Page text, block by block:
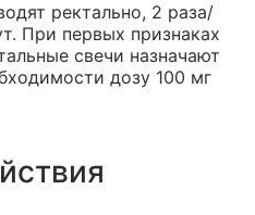
ректально, 2 раза/
При первых признаках
свечи назначают
дозу 100 мг